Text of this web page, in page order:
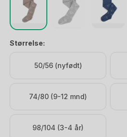
Størrelse:
50/56 (nyfødt)
74/80 (9-12 mnd)
98/104 (3-4 år)